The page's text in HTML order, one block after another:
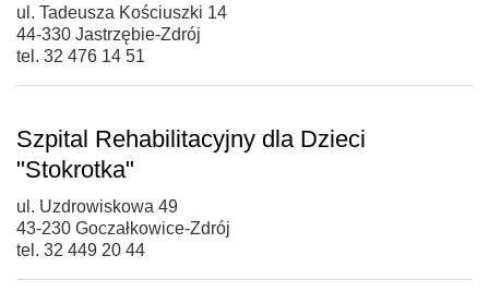
ul. Tadeusza Kościuszki 14
44-330 Jastrzębie-Zdrój
tel. 32 476 14 51
Szpital Rehabilitacyjny dla Dzieci
"Stokrotka"
ul. Uzdrowiskowa 49
43-230 Goczałkowice-Zdrój
tel. 32 449 20 44